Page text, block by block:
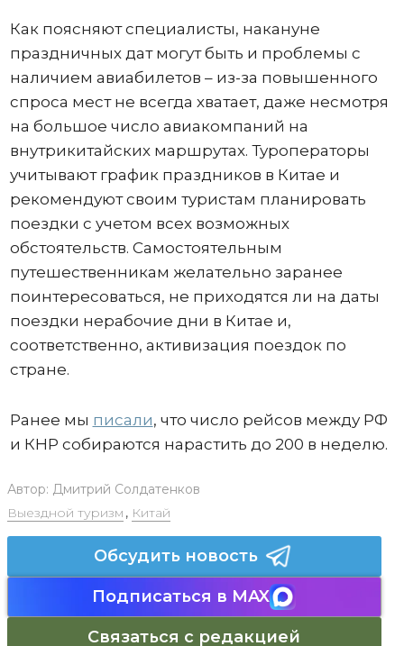
Как поясняют специалисты, накануне
праздничных дат могут быть и проблемы с
наличием авиабилетов – из-за повышенного
спроса мест не всегда хватает, даже несмотря
на большое число авиакомпаний на
внутрикитайских маршрутах. Туроператоры
учитывают график праздников в Китае и
рекомендуют своим туристам планировать
поездки с учетом всех возможных
обстоятельств. Самостоятельным
путешественникам желательно заранее
поинтересоваться, не приходятся ли на даты
поездки нерабочие дни в Китае и,
соответственно, активизация поездок по
стране.
Ранее мы писали, что число рейсов между РФ
и КНР собираются нарастить до 200 в неделю.
Автор: Дмитрий Солдатенков
Выездной туризм , Китай
Обсудить новость
Подписаться в MAX
Связаться с редакцией